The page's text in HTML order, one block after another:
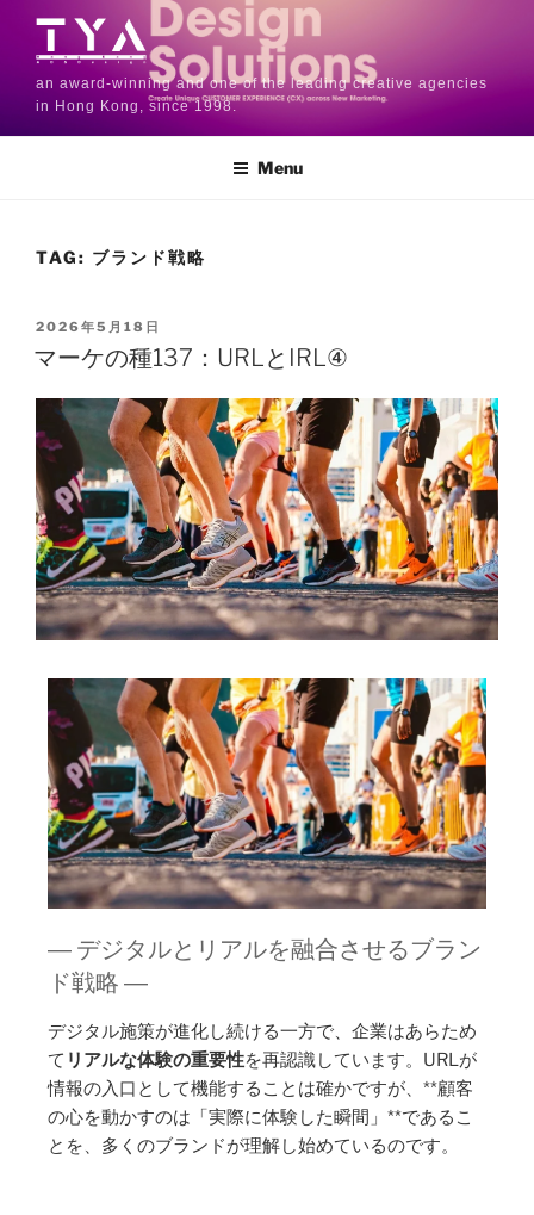
an award-winning and one of the leading creative agencies
in Hong Kong, since 1998.
Menu
TAG: ブランド戦略
2026年5月18日
マーケの種137：URLとIRL④
― デジタルとリアルを融合させるブラン
ド戦略 ―
デジタル施策が進化し続ける一方で、企業はあらため
て リアルな体験の重要性を再認識しています。URLが
情報の入口として機能することは確かですが、**顧客
の心を動かすのは「実際に体験した瞬間」**であるこ
とを、多くのブランドが理解し始めているのです。